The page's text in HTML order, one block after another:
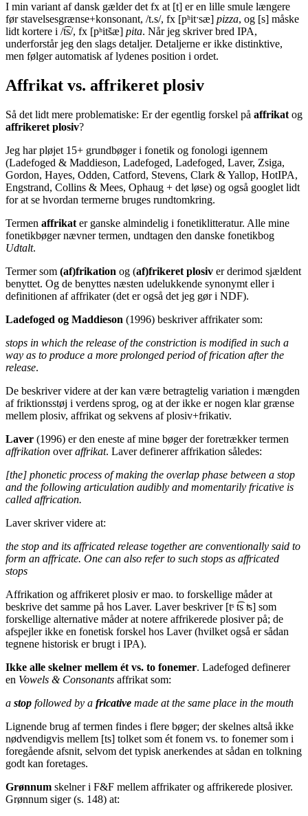
I min variant af dansk gælder det fx at [t] er en lille smule længere
før stavelsesgrænse+konsonant, /t.s/, fx [pʰitˑsæ] pizza, og [s] måske
lidt kortere i /t͡s/, fx [pʰits̆æ] pita. Når jeg skriver bred IPA,
underforstår jeg den slags detaljer. Detaljerne er ikke distinktive,
men følger automatisk af lydenes position i ordet.
Affrikat vs. affrikeret plosiv
Så det lidt mere problematiske: Er der egentlig forskel på affrikat og
affrikeret plosiv?
Jeg har pløjet 15+ grundbøger i fonetik og fonologi igennem
(Ladefoged & Maddieson, Ladefoged, Ladefoged, Laver, Zsiga,
Gordon, Hayes, Odden, Catford, Stevens, Clark & Yallop, HotIPA,
Engstrand, Collins & Mees, Ophaug + det løse) og også googlet lidt
for at se hvordan termerne bruges rundtomkring.
Termen affrikat er ganske almindelig i fonetiklitteratur. Alle mine
fonetikbøger nævner termen, undtagen den danske fonetikbog
Udtalt.
Termer som (af)frikation og (af)frikeret plosiv er derimod sjældent
benyttet. Og de benyttes næsten udelukkende synonymt eller i
definitionen af affrikater (det er også det jeg gør i NDF).
Ladefoged og Maddieson (1996) beskriver affrikater som:
stops in which the release of the constriction is modified in such a
way as to produce a more prolonged period of frication after the
release.
De beskriver videre at der kan være betragtelig variation i mængden
af friktionsstøj i verdens sprog, og at der ikke er nogen klar grænse
mellem plosiv, affrikat og sekvens af plosiv+frikativ.
Laver (1996) er den eneste af mine bøger der foretrækker termen
affrikation overaffrikat. Laver definerer affrikation således:
[the] phonetic process of making the overlap phase between a stop
and the following articulation audibly and momentarily fricative is
called affrication.
Laver skriver videre at:
the stop and its affricated release together are conventionally said to
form an affricate. One can also refer to such stops as affricated
stops
Affrikation og affrikeret plosiv er mao. to forskellige måder at
beskrive det samme på hos Laver. Laver beskriver [tˢ t͡s ʦ] som
forskellige alternative måder at notere affrikerede plosiver på; de
afspejler ikke en fonetisk forskel hos Laver (hvilket også er sådan
tegnene historisk er brugt i IPA).
Ikke alle skelner mellem ét vs. to fonemer. Ladefoged definerer
en Vowels & Consonants affrikat som:
a stop followed by a fricative made at the same place in the mouth
Lignende brug af termen findes i flere bøger; der skelnes altså ikke
nødvendigvis mellem [ts] tolket som ét fonem vs. to fonemer som i
foregående afsnit, selvom det typisk anerkendes at sådan en tolkning
godt kan foretages.
Grønnum skelner i F&F mellem affrikater og affrikerede plosiver.
Grønnum siger (s. 148) at: